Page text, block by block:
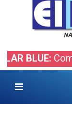
Compra: